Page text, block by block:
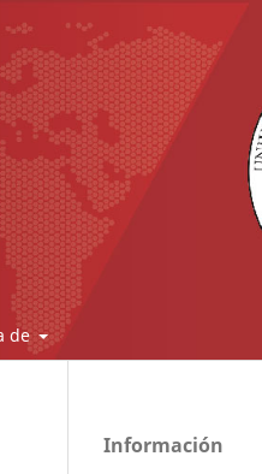
de
Información